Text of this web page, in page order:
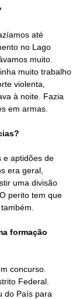
até
no Lago
muito.
muito trabalho
violenta,
à noite. Fazia
em armas.
e aptidões de
era geral,
uma divisão
perito tem que
formação
concurso.
Federal.
do País para